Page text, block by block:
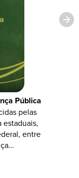
Pública
pelas
estaduais,
entre